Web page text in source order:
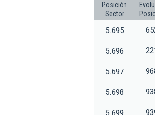
Posición
Sector
5.695
5.696
5.697
5.698
5.699